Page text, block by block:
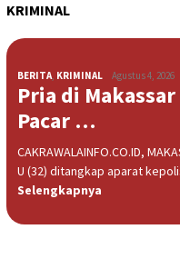
KRIMINAL
BERITA, KRIMINAL Agustus 4, 2026
Pria di
Pacar …
CAKRAWALAINFO.CO.ID,
U (32) ditangkap aparat
Selengkapnya